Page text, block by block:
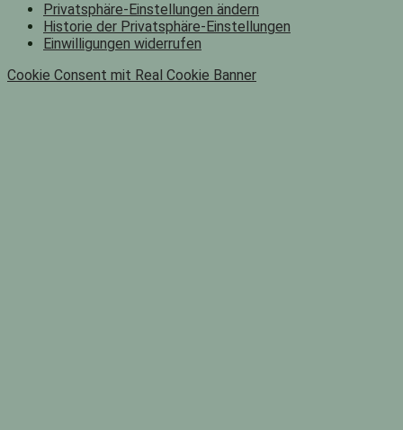
Privatsphäre-Einstellungen ändern
Historie der Privatsphäre-Einstellungen
Einwilligungen widerrufen
Cookie Consent mit Real Cookie Banner